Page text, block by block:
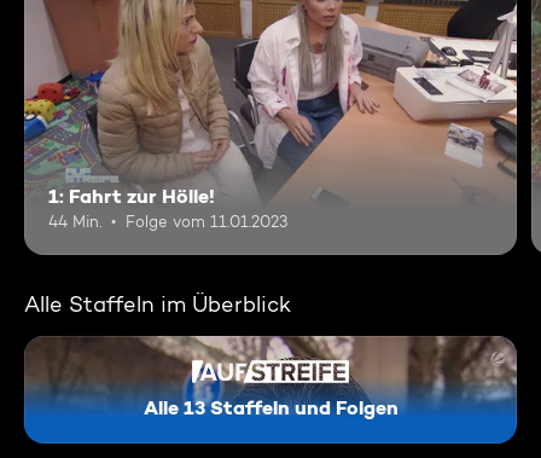
1: Fahrt zur Hölle!
44 Min. Folge vom 11.01.2023
Alle Staffeln im Überblick
Alle 13 Staffeln und Folgen